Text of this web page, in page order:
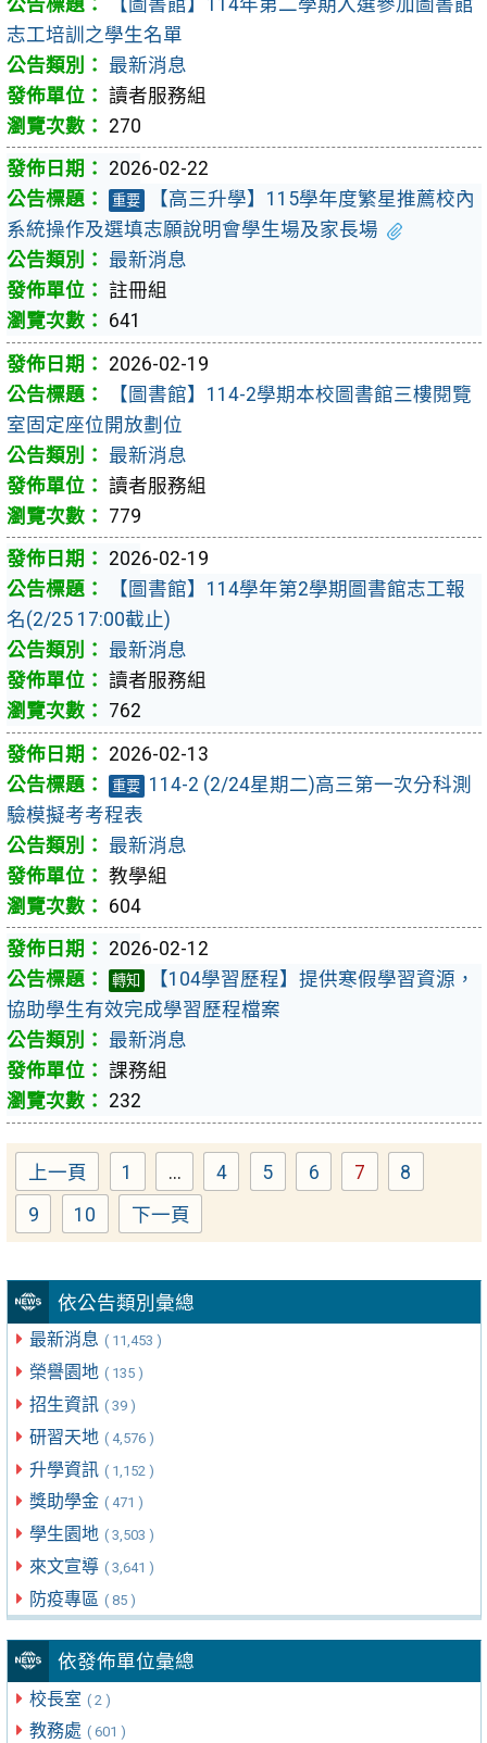
依公告類別彙總
最新消息 ( 11,453 )
榮譽園地 ( 135 )
招生資訊 ( 39 )
研習天地 ( 4,576 )
升學資訊 ( 1,152 )
獎助學金 ( 471 )
學生園地 ( 3,503 )
來文宣導 ( 3,641 )
防疫專區 ( 85 )
依發佈單位彙總
校長室 ( 2 )
教務處 ( 601 )
志工培訓之學生名單
最新消息
讀者服務組
270
2026-02-22
重要
【高三升學】115學年度繁星推薦校內
系統操作及選填志願說明會學生場及家長場
最新消息
註冊組
641
2026-02-19
【圖書館】114-2學期本校圖書館三樓閱覽
室固定座位開放劃位
最新消息
讀者服務組
779
2026-02-19
【圖書館】114學年第2學期圖書館志工報
名(2/25 17:00截止)
最新消息
讀者服務組
762
2026-02-13
重要 114-2 (2/24星期二)高三第一次分科測
驗模擬考考程表
最新消息
教學組
604
2026-02-12
轉知
【104學習歷程】提供寒假學習資源，
協助學生有效完成學習歷程檔案
最新消息
課務組
232
上一頁 Page
1 ... Page
4 Page
5 Page
6 Page
7 8
Page
9 Page
10 下一頁